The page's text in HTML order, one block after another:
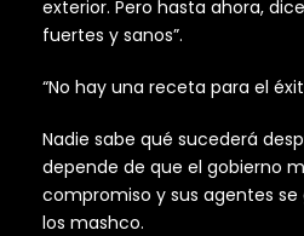
exterior. Pero hasta ahora,
fuertes y sanos”.
“No hay una receta para el
Nadie sabe qué sucederá
depende de que el gobierno
compromiso y sus agentes
los mashco.